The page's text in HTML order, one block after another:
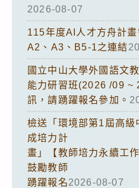
2026-08-07
115年度AI人才方舟計畫
A2、A3、B5-1之連結
國立中山大學外國語文
能力研習班(2026 /09 ~
訊，請踴躍報名參加。
檢送「環境部第1屆高級
成培力計
畫」【教師培力永續工
鼓勵教師
踴躍報名2026-08-07